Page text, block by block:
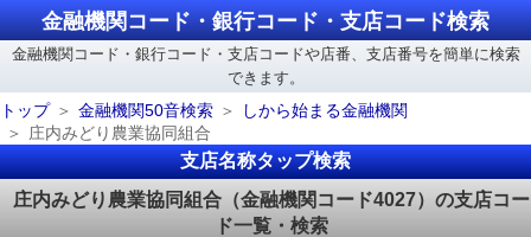
金融機関コード・銀行コード・支店コード検索
金融機関コード・銀行コード・支店コードや店番、支店番号を簡単に検索
できます。
トップ
金融機関50音検索
しから始まる金融機関
庄内みどり農業協同組合
支店名称タップ検索
庄内みどり農業協同組合（金融機関コード4027）の支店コー
ド一覧・検索